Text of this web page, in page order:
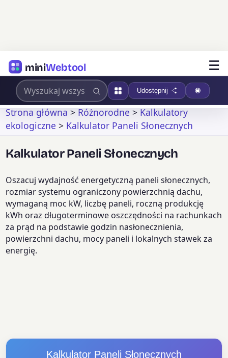
miniWebtool ☰
Udostępnij
Strona główna>Różnorodne>Kalkulatory
ekologiczne > Kalkulator Paneli Słonecznych
Kalkulator Paneli Słonecznych
Oszacuj wydajność energetyczną paneli słonecznych,
rozmiar systemu ograniczony powierzchnią dachu,
wymaganą moc kW, liczbę paneli, roczną produkcję
kWh oraz długoterminowe oszczędności na rachunkach
za prąd na podstawie godzin nasłonecznienia,
powierzchni dachu, mocy paneli i lokalnych stawek za
energię.
Kalkulator Paneli Słonecznych